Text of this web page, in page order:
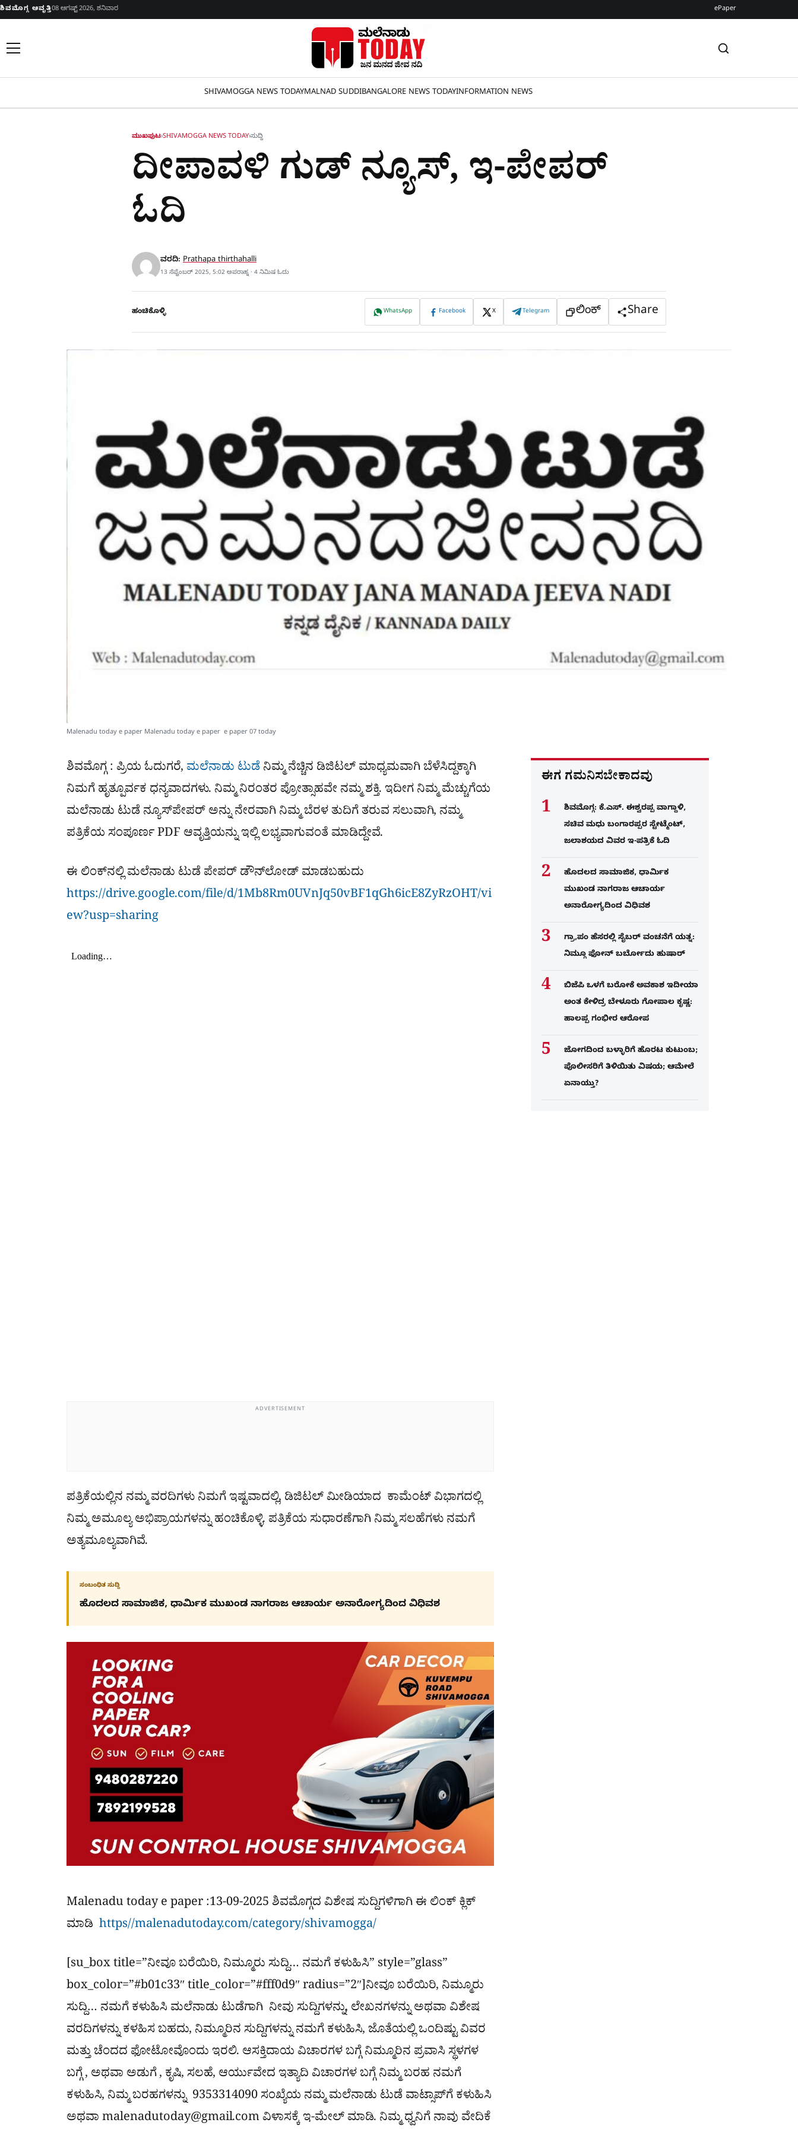
Skip to content
ಶಿವಮೊಗ್ಗ ಆವೃತ್ತಿ08 ಆಗಷ್ಟ್ 2026, ಶನಿವಾರ ePaper
SHIVAMOGGA NEWS TODAYMALNAD SUDDIBANGALORE NEWS TODAYINFORMATION NEWS
ಮುಖಪುಟ›SHIVAMOGGA NEWS TODAY›ಸುದ್ದಿ
ದೀಪಾವಳಿ ಗುಡ್​ ನ್ಯೂಸ್​, ಇ-ಪೇಪರ್​
ಓದಿ
ವರದಿ: Prathapa thirthahalli
13 ಸೆಪ್ಟೆಂಬರ್ 2025, 5:02 ಅಪರಾಹ್ನ · 4 ನಿಮಿಷ ಓದು
ಹಂಚಿಕೊಳ್ಳಿ WhatsApp Facebook X Telegram ಲಿಂಕ್ Share
Malenadu today e paper Malenadu today e paper e paper 07 today
ಶಿವಮೊಗ್ಗ : ಪ್ರಿಯ ಓದುಗರೆ, ಮಲೆನಾಡು ಟುಡೆನಿಮ್ಮ ನೆಚ್ಚಿನ ಡಿಜಿಟಲ್ ಮಾಧ್ಯಮವಾಗಿ ಬೆಳೆಸಿದ್ದಕ್ಕಾಗಿ
ನಿಮಗೆ ಹೃತ್ಪೂರ್ವಕ ಧನ್ಯವಾದಗಳು. ನಿಮ್ಮ ನಿರಂತರ ಪ್ರೋತ್ಸಾಹವೇ ನಮ್ಮ ಶಕ್ತಿ. ಇದೀಗ ನಿಮ್ಮ ಮೆಚ್ಚುಗೆಯ
ಮಲೆನಾಡು ಟುಡೆ ನ್ಯೂಸ್‌ಪೇಪರ್ ಅನ್ನು ನೇರವಾಗಿ ನಿಮ್ಮ ಬೆರಳ ತುದಿಗೆ ತರುವ ಸಲುವಾಗಿ, ನಮ್ಮ
ಪತ್ರಿಕೆಯ ಸಂಪೂರ್ಣ PDF ಆವೃತ್ತಿಯನ್ನು ಇಲ್ಲಿ ಲಭ್ಯವಾಗುವಂತೆ ಮಾಡಿದ್ದೇವೆ.
ಈ ಲಿಂಕ್​ನಲ್ಲಿ ಮಲೆನಾಡು ಟುಡೆ ಪೇಪರ್ ಡೌನ್​ಲೋಡ್ ಮಾಡಬಹುದು
https://drive.google.com/file/d/1Mb8Rm0UVnJq50vBF1qGh6icE8ZyRzOHT/vi
ew?usp=sharing
ADVERTISEMENT
ಪತ್ರಿಕೆಯಲ್ಲಿನ ನಮ್ಮ ವರದಿಗಳು ನಿಮಗೆ ಇಷ್ಟವಾದಲ್ಲಿ, ಡಿಜಿಟಲ್​ ಮೀಡಿಯಾದ ಕಾಮೆಂಟ್ ವಿಭಾಗದಲ್ಲಿ
ನಿಮ್ಮ ಅಮೂಲ್ಯ ಅಭಿಪ್ರಾಯಗಳನ್ನು ಹಂಚಿಕೊಳ್ಳಿ. ಪತ್ರಿಕೆಯ ಸುಧಾರಣೆಗಾಗಿ ನಿಮ್ಮ ಸಲಹೆಗಳು ನಮಗೆ
ಅತ್ಯಮೂಲ್ಯವಾಗಿವೆ.
ಸಂಬಂಧಿತ ಸುದ್ದಿ
ಹೊದಲದ ಸಾಮಾಜಿಕ, ಧಾರ್ಮಿಕ ಮುಖಂಡ ನಾಗರಾಜ ಆಚಾರ್ಯ ಅನಾರೋಗ್ಯದಿಂದ ವಿಧಿವಶ
Malenadu today e paper :13-09-2025 ಶಿವಮೊಗ್ಗದ ವಿಶೇಷ ಸುದ್ದಿಗಳಿಗಾಗಿ ಈ ಲಿಂಕ್​ ಕ್ಲಿಕ್
ಮಾಡಿ https//malenadutoday.com/category/shivamogga/
[su_box title=”ನೀವೂ ಬರೆಯಿರಿ, ನಿಮ್ಮೂರು ಸುದ್ದಿ… ನಮಗೆ ಕಳುಹಿಸಿ” style=”glass”
box_color=”#b01c33″ title_color=”#fff0d9″ radius=”2″]ನೀವೂ ಬರೆಯಿರಿ, ನಿಮ್ಮೂರು
ಸುದ್ದಿ… ನಮಗೆ ಕಳುಹಿಸಿ ಮಲೆನಾಡು ಟುಡೆಗಾಗಿ ನೀವು ಸುದ್ದಿಗಳನ್ನು, ಲೇಖನಗಳನ್ನು ಅಥವಾ ವಿಶೇಷ
ವರದಿಗಳನ್ನು ಕಳಹಿಸ ಬಹದು, ನಿಮ್ಮೂರಿನ ಸುದ್ದಿಗಳನ್ನು ನಮಗೆ ಕಳುಹಿಸಿ, ಜೊತೆಯಲ್ಲಿ ಒಂದಿಷ್ಟು ವಿವರ
ಮತ್ತು ಚೆಂದದ ಫೋಟೋವೊಂದು ಇರಲಿ. ಆಸಕ್ತಿದಾಯ ವಿಚಾರಗಳ ಬಗ್ಗೆ ನಿಮ್ಮೂರಿನ ಪ್ರವಾಸಿ ಸ್ಥಳಗಳ
ಬಗ್ಗೆ , ಅಥವಾ ಅಡುಗೆ , ಕೃಷಿ, ಸಲಹೆ, ಆರ್ಯುವೇದ ಇತ್ಯಾದಿ ವಿಚಾರಗಳ ಬಗ್ಗೆ ನಿಮ್ಮ ಬರಹ ನಮಗೆ
ಕಳುಹಿಸಿ, ನಿಮ್ಮ ಬರಹಗಳನ್ನು 9353314090 ಸಂಖ್ಯೆಯ ನಮ್ಮ ಮಲೆನಾಡು ಟುಡೆ ವಾಟ್ಸಾಪ್‌ಗೆ ಕಳುಹಿಸಿ
ಅಥವಾmalenadutoday@gmail.comವಿಳಾಸಕ್ಕೆ ಇ-ಮೇಲ್ ಮಾಡಿ. ನಿಮ್ಮ ಧ್ವನಿಗೆ ನಾವು ವೇದಿಕೆ
ಈಗ ಗಮನಿಸಬೇಕಾದವು
ಶಿವಮೊಗ್ಗ: ಕೆ.ಎಸ್. ಈಶ್ವರಪ್ಪ ವಾಗ್ದಾಳಿ,
ಸಚಿವ ಮಧು ಬಂಗಾರಪ್ಪರ ಸ್ಟೇಟ್ಮೆಂಟ್,
ಜಲಾಶಯದ ವಿವರ ಇ-ಪತ್ರಿಕೆ ಓದಿ
ಹೊದಲದ ಸಾಮಾಜಿಕ, ಧಾರ್ಮಿಕ
ಮುಖಂಡ ನಾಗರಾಜ ಆಚಾರ್ಯ
ಅನಾರೋಗ್ಯದಿಂದ ವಿಧಿವಶ
ಗ್ರಾ,ಪಂ ಹೆಸರಲ್ಲಿ ಸೈಬ‌ರ್ ವಂಚನೆಗೆ ಯತ್ನ:
ನಿಮ್ಗೂ ಫೋನ್​ ಬರ್ಬೋದು ಹುಷಾರ್​​
ಬಿಜೆಪಿ ಒಳಗೆ ಬರೋಕೆ ಅವಕಾಶ ಇದೀಯಾ
ಅಂತ ಕೇಳಿದ್ರ ಬೇಳೂರು ಗೋಪಾಲ ಕೃಷ್ಣ:
ಹಾಲಪ್ಪ ಗಂಭೀರ ಆರೋಪ
ಜೋಗದಿಂದ ಬಳ್ಳಾರಿಗೆ ಹೊರಟ ಕುಟುಂಬ;
ಪೊಲೀಸರಿಗೆ ತಿಳಿಯಿತು ವಿಷಯ; ಆಮೇಲೆ
ಏನಾಯ್ತು?